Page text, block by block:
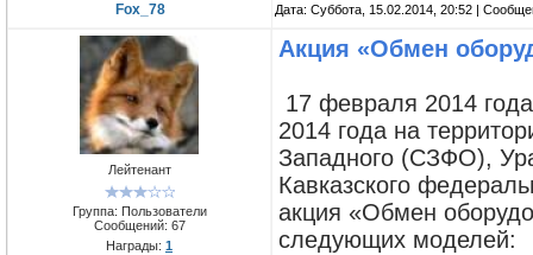
Fox_78 Дата: Суббота, 15.02.2014, 20:52 |
Лейтенант
Группа: Пользователи
Сообщений: 67
Награды: 1
Акция «Обмен
17 февраля 2014
2014 года на
Западного (СЗФО),
Кавказского
акция «Обмен
следующих моделей: